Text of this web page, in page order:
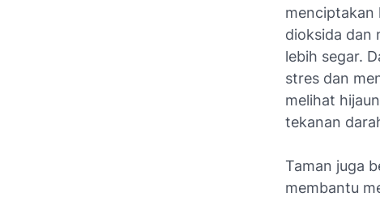
menciptakan
dioksida dan
lebih segar.
stres dan
melihat
tekanan
Taman juga
membantu